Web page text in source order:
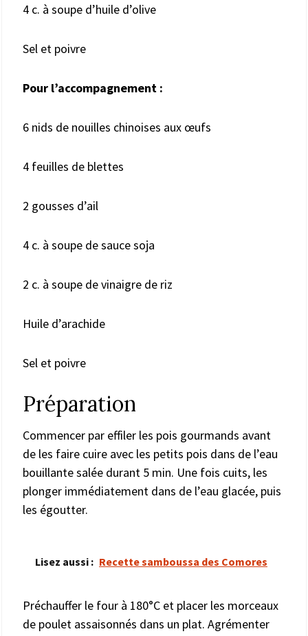
4 c. à soupe d’huile d’olive
Sel et poivre
Pour l’accompagnement :
6 nids de nouilles chinoises aux œufs
4 feuilles de blettes
2 gousses d’ail
4 c. à soupe de sauce soja
2 c. à soupe de vinaigre de riz
Huile d’arachide
Sel et poivre
Préparation
Commencer par effiler les pois gourmands avant
de les faire cuire avec les petits pois dans de l’eau
bouillante salée durant 5 min. Une fois cuits, les
plonger immédiatement dans de l’eau glacée, puis
les égoutter.
Lisez aussi : Recette samboussa des Comores
Préchauffer le four à 180°C et placer les morceaux
de poulet assaisonnés dans un plat. Agrémenter